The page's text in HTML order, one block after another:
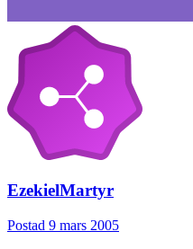
EzekielMartyr
Postad 9 mars 2005